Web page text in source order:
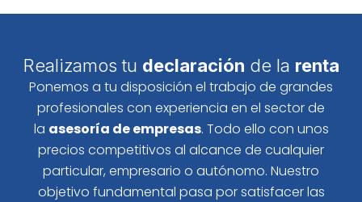
Realizamos tu declaración de la renta
Ponemos a tu disposición el trabajo de grandes
profesionales con experiencia en el sector de
la asesoría de empresas. Todo ello con unos
precios competitivos al alcance de cualquier
particular, empresario o autónomo. Nuestro
objetivo fundamental pasa por satisfacer las